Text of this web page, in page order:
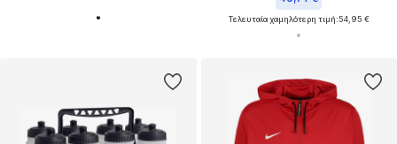
Τελευταία χαμηλότερη τιμή:54,95 €